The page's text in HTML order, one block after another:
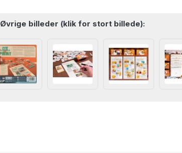
Øvrige billeder (klik for stort billede):